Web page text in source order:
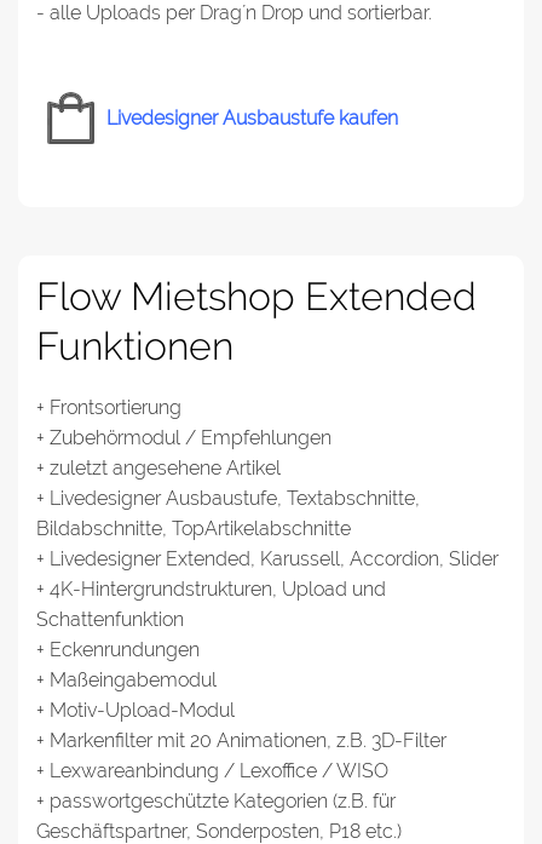
- alle Uploads per Drag´n Drop und sortierbar.
Livedesigner Ausbaustufe kaufen
Flow Mietshop Extended
Funktionen
+ Frontsortierung
+ Zubehörmodul / Empfehlungen
+ zuletzt angesehene Artikel
+ Livedesigner Ausbaustufe, Textabschnitte,
Bildabschnitte, TopArtikelabschnitte
+ Livedesigner Extended, Karussell, Accordion, Slider
+ 4K-Hintergrundstrukturen, Upload und
Schattenfunktion
+ Eckenrundungen
+ Maßeingabemodul
+ Motiv-Upload-Modul
+ Markenfilter mit 20 Animationen, z.B. 3D-Filter
+ Lexwareanbindung / Lexoffice / WISO
+ passwortgeschützte Kategorien (z.B. für
Geschäftspartner, Sonderposten, P18 etc.)